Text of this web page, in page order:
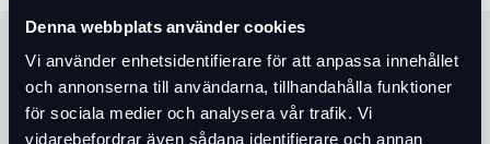
Denna webbplats använder cookies
Vi använder enhetsidentifierare för att anpassa innehållet
och annonserna till användarna, tillhandahålla funktioner
för sociala medier och analysera vår trafik. Vi
vidarebefordrar även sådana identifierare och annan
Produktinformation
Läs merexpand_more